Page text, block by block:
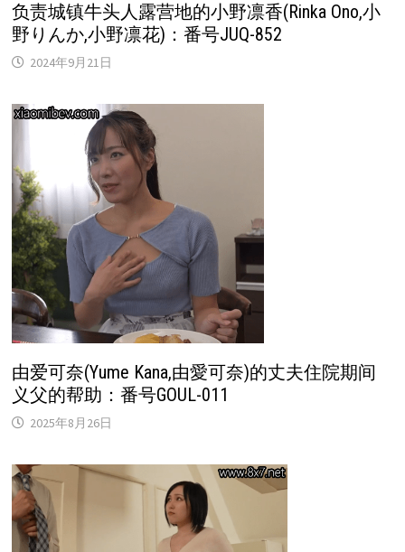
负责城镇牛头人露营地的小野凛香(Rinka Ono,小
野りんか,小野凛花)：番号JUQ-852
2024年9月21日
由爱可奈(Yume Kana,由愛可奈)的丈夫住院期间
义父的帮助：番号GOUL-011
2025年8月26日